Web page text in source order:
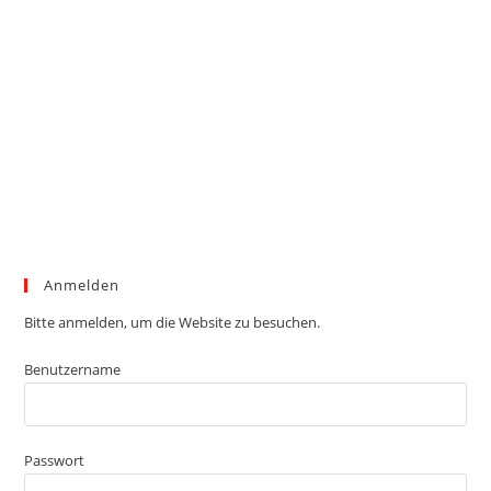
Anmelden
Bitte anmelden, um die Website zu besuchen.
Benutzername
Passwort